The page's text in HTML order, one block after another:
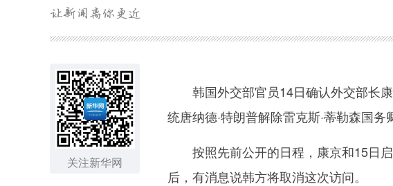
关注新华网
韩国外交部官员14日确认外交部长康
统唐纳德·特朗普解除雷克斯·蒂勒森国务
按照先前公开的日程，康京和15日启
后，有消息说韩方将取消这次访问。